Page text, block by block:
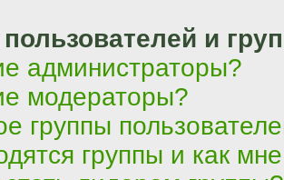
и
администраторы?
модераторы?
группы
группы и как